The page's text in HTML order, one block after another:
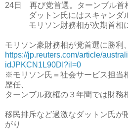
24日 再び党首選。ターンブル首
ダットン氏にはスキャンダル
モリソン財務相が次期首相に
モリソン豪財務相が党首選に勝利
https://jp.reuters.com/article/
idJPKCN1L90DI?il=0
※モリソン氏＝社会サービス担当
歴任、
ターンブル政権の３年間では財務
移民排斥など過激なダットン氏が
がり